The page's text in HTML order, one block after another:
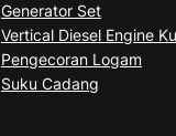
Generator Set
Vertical Diesel Engine
Pengecoran Logam
Suku Cadang